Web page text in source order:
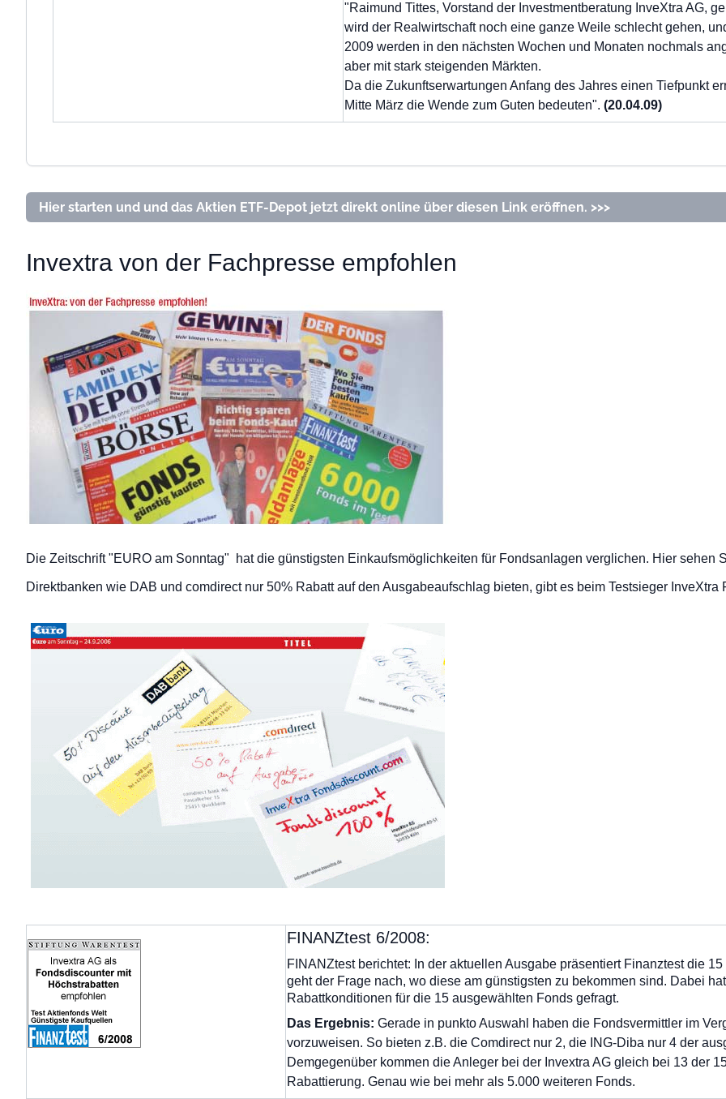
"Raimund Tittes, Vorstand der Investmentberatung InveXtra AG,
wird der Realwirtschaft noch eine ganze Weile schlecht gehen,
2009 werden in den nächsten Wochen und Monaten nochmals
aber mit stark steigenden Märkten.
Da die Zukunftserwartungen Anfang des Jahres einen Tiefpunkt
Mitte März die Wende zum Guten bedeuten". (20.04.09)
Hier starten und und das Aktien ETF-Depot jetzt direkt online über diesen Link eröffnen. >>>
Invextra von der Fachpresse empfohlen
Die Zeitschrift "EURO am Sonntag" hat die günstigsten Einkaufsmöglichkeiten für Fondsanlagen verglichen. Hier sehen
Direktbanken wie DAB und comdirect nur 50% Rabatt auf den Ausgabeaufschlag bieten, gibt es beim Testsieger InveXtra
FINANZtest 6/2008:
FINANZtest berichtet: In der aktuellen Ausgabe präsentiert Finanztest die
geht der Frage nach, wo diese am günstigsten zu bekommen sind. Dabei
Rabattkonditionen für die 15 ausgewählten Fonds gefragt.
Das Ergebnis: Gerade in punkto Auswahl haben die Fondsvermittler im
vorzuweisen. So bieten z.B. die Comdirect nur 2, die ING-Diba nur 4 der
Demgegenüber kommen die Anleger bei der Invextra AG gleich bei 13 der
Rabattierung. Genau wie bei mehr als 5.000 weiteren Fonds.